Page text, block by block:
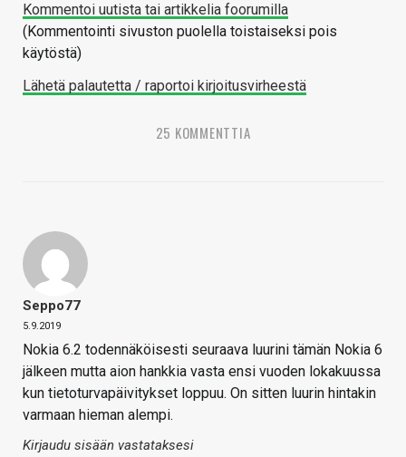
Kommentoi uutista tai artikkelia foorumilla
(Kommentointi sivuston puolella toistaiseksi pois
käytöstä)
Lähetä palautetta / raportoi kirjoitusvirheestä
25 KOMMENTTIA
Seppo77
5.9.2019
Nokia 6.2 todennäköisesti seuraava luurini tämän Nokia 6
jälkeen mutta aion hankkia vasta ensi vuoden lokakuussa
kun tietoturvapäivitykset loppuu. On sitten luurin hintakin
varmaan hieman alempi.
Kirjaudu sisään vastataksesi